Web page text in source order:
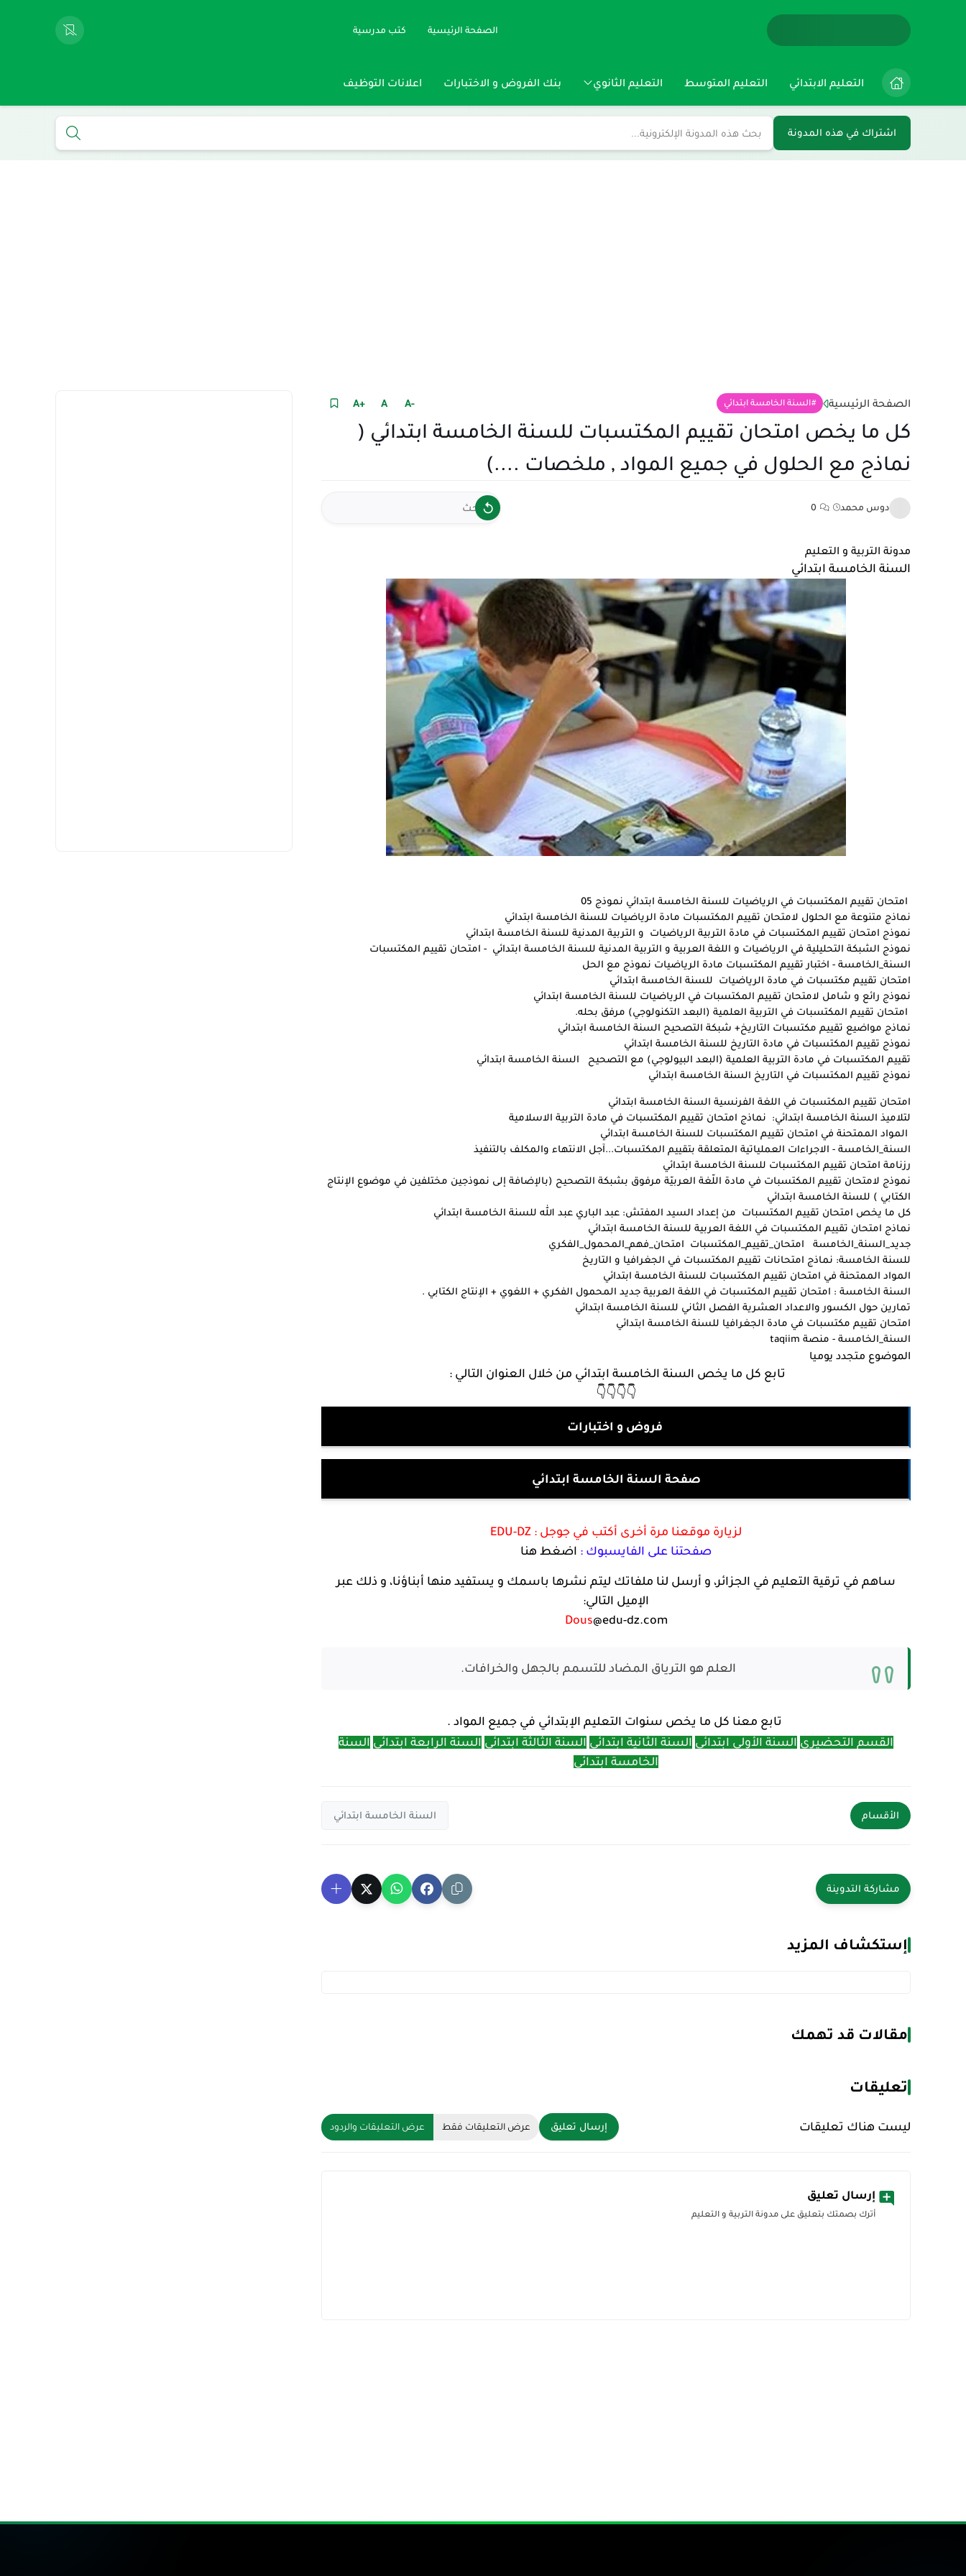
الصفحة الرئيسية كتب مدرسية
التعليم الابتدائي التعليم المتوسط التعليم الثانوي بنك الفروض و الاختبارات اعلانات التوظيف
اشتراك في هذه المدونة
الصفحة الرئيسية السنة الخامسة ابتدائي +A A -A
كل ما يخص امتحان تقييم المكتسبات للسنة الخامسة ابتدائي (
نماذج مع الحلول في جميع المواد , ملخصات ....)
دوس محمد 0
مدونة التربية و التعليم
السنة الخامسة ابتدائي
امتحان تقييم المكتسبات في الرياضيات للسنة الخامسة ابتدائي نموذج 05
نماذج متنوعة مع الحلول لامتحان تقييم المكتسبات مادة الرياضيات للسنة الخامسة ابتدائي
نموذج امتحان تقييم المكتسبات في مادة التربية الرياضيات و التربية المدنية للسنة الخامسة ابتدائي
نموذج الشبكة التحليلية في الرياضيات و اللغة العربية و التربية المدنية للسنة الخامسة ابتدائي - امتحان تقييم المكتسبات
السنة_الخامسة - اختبار تقييم المكتسبات مادة الرياضيات نموذج مع الحل
امتحان تقييم مكتسبات في مادة الرياضيات للسنة الخامسة ابتدائي
نموذج رائع و شامل لامتحان تقييم المكتسبات في الرياضيات للسنة الخامسة ابتدائي
امتحان تقييم المكتسبات في التربية العلمية (البعد التكنولوجي) مرفق بحله.
نماذج مواضيع تقييم مكتسبات التاريخ+ شبكة التصحيح السنة الخامسة ابتدائي
نموذج تقييم المكتسبات في مادة التاريخ للسنة الخامسة ابتدائي
تقييم المكتسبات في مادة التربية العلمية (البعد البيولوجي) مع التصحيح السنة الخامسة ابتدائي
نموذج تقييم المكتسبات في التاريخ السنة الخامسة ابتدائي
امتحان تقييم المكتسبات في اللغة الفرنسية السنة الخامسة ابتدائي
لتلاميذ السنة الخامسة ابتدائي: نماذج امتحان تقييم المكتسبات في مادة التربية الاسلامية
المواد الممتحنة في امتحان تقييم المكتسبات للسنة الخامسة ابتدائي
السنة_الخامسة - الاجراءات العملياتية المتعلقة بتقييم المكتسبات...آجل الانتهاء والمكلف بالتنفيذ
رزنامة امتحان تقييم المكتسبات للسنة الخامسة ابتدائي
نموذج لامتحان تقييم المكتسبات في مادة اللّغة العربيّة مرفوق بشبكة التصحيح (بالإضافة إلى نموذجين مختلفين في موضوع الإنتاج
الكتابي ) للسنة الخامسة ابتدائي
كل ما يخص امتحان تقييم المكتسبات من إعداد السيد المفتش: عبد الباري عبد الله للسنة الخامسة ابتدائي
نماذج امتحان تقييم المكتسبات في اللغة العربية للسنة الخامسة ابتدائي
جديد_السنة_الخامسة امتحان_تقييم_المكتسبات امتحان_فهم_المحمول_الفكري
للسنة الخامسة: نماذج امتحانات تقييم المكتسبات في الجغرافيا و التاريخ
المواد الممتحنة في امتحان تقييم المكتسبات للسنة الخامسة ابتدائي
السنة الخامسة : امتحان تقييم المكتسبات في اللغة العربية جديد المحمول الفكري + اللغوي + الإنتاج الكتابي .
تمارين حول الكسور والاعداد العشرية الفصل الثاني للسنة الخامسة ابتدائي
امتحان تقييم مكتسبات في مادة الجغرافيا للسنة الخامسة ابتدائي
السنة_الخامسة - منصة taqiim
الموضوع متجدد يوميا
تابع كل ما يخص السنة الخامسة ابتدائي من خلال العنوان التالي :
👇👇👇👇
فروض و اختبارات
صفحة السنة الخامسة ابتدائي
لزيارة موقعنا مرة أخرى أكتب في جوجل : EDU-DZ
صفحتنا على الفايسبوك : اضغط هنا
ساهم في ترقية التعليم في الجزائر، و أرسل لنا ملفاتك ليتم نشرها باسمك و يستفيد منها أبناؤنا، و ذلك عبر
الإميل التالي:
Dous@edu-dz.com
العلم هو الترياق المضاد للتسمم بالجهل والخرافات.
تابع معنا كل ما يخص سنوات التعليم الإبتدائي في جميع المواد .
القسم التحضيري السنة الأولى ابتدائي السنة الثانية ابتدائي السنة الثالثة ابتدائي السنة الرابعة ابتدائي السنة
الخامسة ابتدائي
الأقسام السنة الخامسة ابتدائي
إستكشاف المزيد
مقالات قد تهمك
تعليقات
ليست هناك تعليقات إرسال تعليق عرض التعليقات فقط عرض التعليقات والردود
إرسال تعليق
أترك بصمتك بتعليق على مدونة التربية و التعليم